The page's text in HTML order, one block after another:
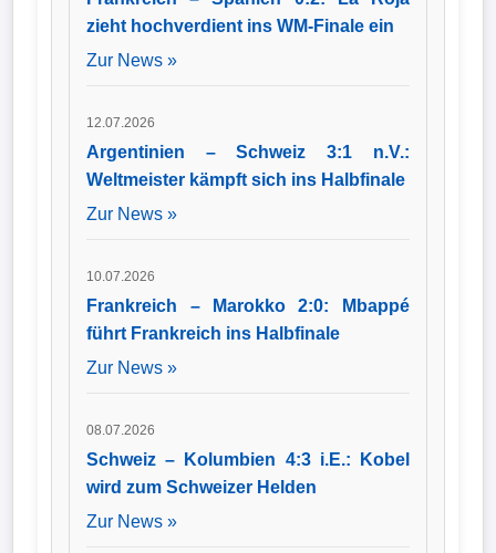
zieht hochverdient ins WM-Finale ein
Zur News »
12.07.2026
Argentinien – Schweiz 3:1 n.V.:
Weltmeister kämpft sich ins Halbfinale
Zur News »
10.07.2026
Frankreich – Marokko 2:0: Mbappé
führt Frankreich ins Halbfinale
Zur News »
08.07.2026
Schweiz – Kolumbien 4:3 i.E.: Kobel
wird zum Schweizer Helden
Zur News »